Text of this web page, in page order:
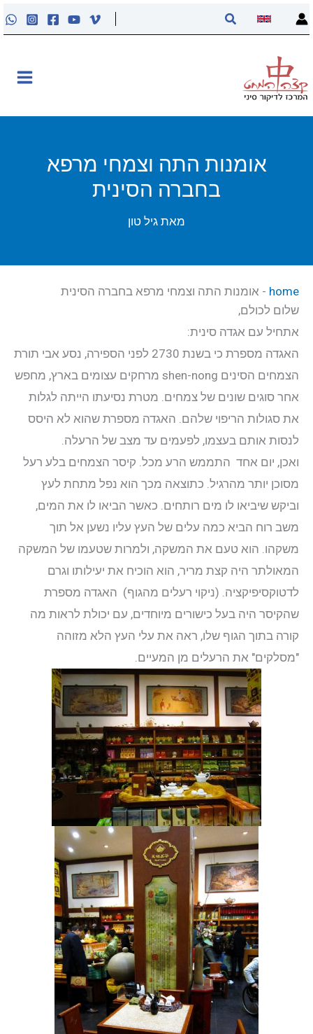
דילוג
לתוכן
חיפוש
אומנות התה וצמחי מרפא
בחברה הסינית
מאת גיל טון
home
- אומנות התה וצמחי מרפא בחברה הסינית
שלום לכולם,
אתחיל עם אגדה סינית:
האגדה מספרת כי בשנת 2730 לפני הספירה, נסע אבי תורת
הצמחים הסינים shen-nong מרחקים עצומים בארץ, מחפש
אחר סוגים שונים של צמחים. מטרת נסיעתו הייתה לגלות
את סגולות הריפוי שלהם. האגדה מספרת שהוא לא היסס
לנסות אותם בעצמו, לפעמים עד מצב של הרעלה.
ואכן, יום אחד התממש הרע מכל. קיסר הצמחים בלע רעל
מסוכן יותר מהרגיל. כתוצאה מכך הוא נפל מתחת לעץ
וביקש שיביאו לו מים רותחים. כאשר הביאו לו את המים,
משב רוח הביא כמה עלים של העץ עליו נשען אל תוך
משקהו. הוא טעם את המשקה, ולמרות שטעמו של המשקה
המאולתר היה קצת מריר, הוא הוכיח את יעילותו וגרם
לדטוקסיפיקציה. (ניקוי רעלים מהגוף) האגדה מספרת
שהקיסר היה בעל כישורים מיוחדים, עם יכולת לראות מה
קורה בתוך הגוף שלו, ראה את עלי העץ הלא מזוהה
"מסלקים" את הרעלים מן המעיים.
פוסטים
מאסטר טונג
התחבר
אודות
קליניקה
קורסים
פוסטים
מאסטר טונג
נקודות הדיקור
יצירת קשר
התחבר